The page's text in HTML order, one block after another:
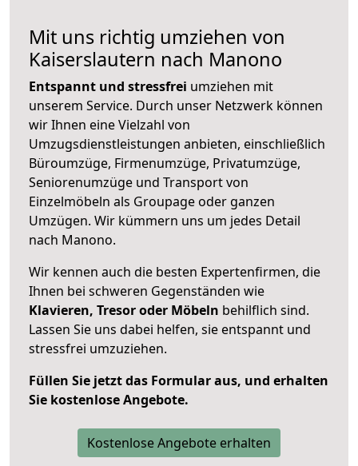
Mit uns richtig umziehen von
Kaiserslautern nach Manono
Entspannt und stressfrei umziehen mit
unserem Service. Durch unser Netzwerk können
wir Ihnen eine Vielzahl von
Umzugsdienstleistungen anbieten, einschließlich
Büroumzüge, Firmenumzüge, Privatumzüge,
Seniorenumzüge und Transport von
Einzelmöbeln als Groupage oder ganzen
Umzügen. Wir kümmern uns um jedes Detail
nach Manono.
Wir kennen auch die besten Expertenfirmen, die
Ihnen bei schweren Gegenständen wie
Klavieren, Tresor oder Möbeln behilflich sind.
Lassen Sie uns dabei helfen, sie entspannt und
stressfrei umzuziehen.
Füllen Sie jetzt das Formular aus, und erhalten
Sie kostenlose Angebote.
Kostenlose Angebote erhalten